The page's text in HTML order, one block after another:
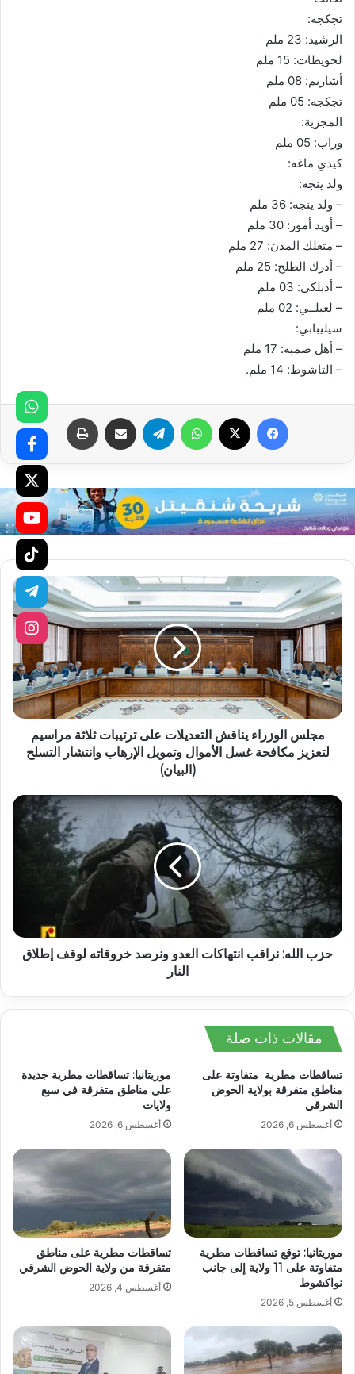
تجكجه:
الرشيد: 23 ملم
لحويطات: 15 ملم
أشاريم: 08 ملم
تجكجه: 05 ملم
المجرية:
وراب: 05 ملم
كيدي ماغه:
ولد ينجه:
– ولد ينجه: 36 ملم
– أويد أمور: 30 ملم
– متعلك المدن: 27 ملم
– أدرك الطلح: 25 ملم
– أدبلكي: 03 ملم
– لعبلــي: 02 ملم
سيليبابي:
– أهل صمبه: 17 ملم
– التاشوط: 14 ملم.
فيسبوك واتساب تيلقرام مشاركة عبر البريد طباعة
مجلس الوزراء يناقش التعديلات على ترتيبات ثلاثة مراسيم
لتعزيز مكافحة غسل الأموال وتمويل الإرهاب وانتشار التسلح
(البيان)
حزب الله: نراقب انتهاكات العدو ونرصد خروقاته لوقف إطلاق
النار
مقالات ذات صلة
تساقطات مطرية متفاوتة على
مناطق متفرقة بولاية الحوض
الشرقي
أغسطس 6, 2026
موريتانيا: تساقطات مطرية جديدة
على مناطق متفرقة في سبع
ولايات
أغسطس 6, 2026
موريتانيا: توقع تساقطات مطرية
متفاوتة على 11 ولاية إلى جانب
نواكشوط
أغسطس 5, 2026
تساقطات مطرية على مناطق
متفرقة من ولاية الحوض الشرقي
أغسطس 4, 2026